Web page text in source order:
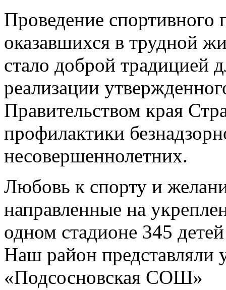
Проведение спортивного
оказавшихся в трудной
стало доброй традицией
реализации
Правительством края
профилактики
несовершеннолетних.
Любовь к спорту и
направленные на
одном стадионе 345
Наш район
«Подсосновская СОШ»